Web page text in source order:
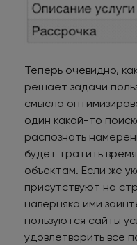
Теперь очевидно,
решает задачи
смысла
один какой-то
распознать
будет тратить
объектам. Если же
присутствуют на
наверняка ими
пользуются сайты
удовлетворить все